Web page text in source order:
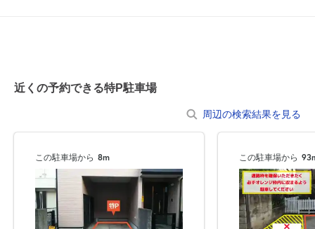
8月18日 (火)
0:00～24:00
月極契約中
8月20日 (木)
0:00～24:00
近くの予約できる特P駐車場
周辺の検索結果を見る
この駐車場から 8m この駐車場から